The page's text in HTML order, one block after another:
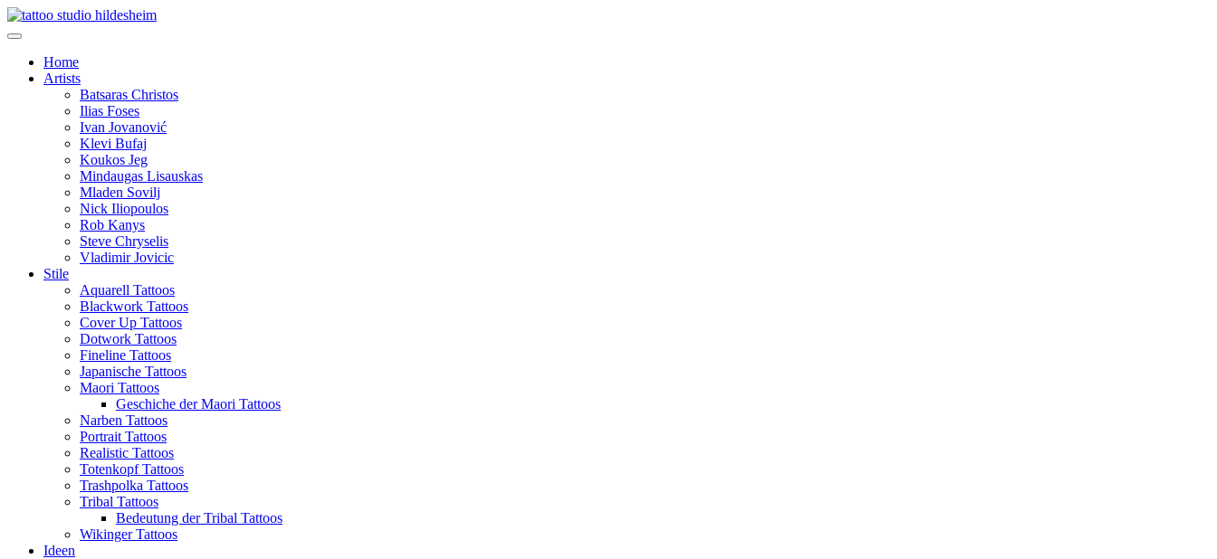
Home
Artists
Batsaras Christos
Ilias Foses
Ivan Jovanović
Klevi Bufaj
Koukos Jeg
Mindaugas Lisauskas
Mladen Sovilj
Nick Iliopoulos
Rob Kanys
Steve Chryselis
Vladimir Jovicic
Stile
Aquarell Tattoos
Blackwork Tattoos
Cover Up Tattoos
Dotwork Tattoos
Fineline Tattoos
Japanische Tattoos
Maori Tattoos
Geschiche der Maori Tattoos
Narben Tattoos
Portrait Tattoos
Realistic Tattoos
Totenkopf Tattoos
Trashpolka Tattoos
Tribal Tattoos
Bedeutung der Tribal Tattoos
Wikinger Tattoos
Ideen